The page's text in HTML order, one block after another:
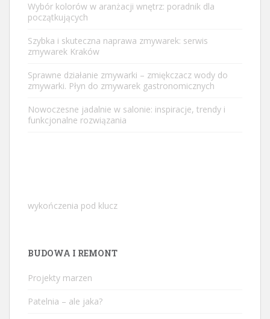
Wybór kolorów w aranżacji wnętrz: poradnik dla
początkujących
Szybka i skuteczna naprawa zmywarek: serwis
zmywarek Kraków
Sprawne działanie zmywarki – zmiękczacz wody do
zmywarki. Płyn do zmywarek gastronomicznych
Nowoczesne jadalnie w salonie: inspiracje, trendy i
funkcjonalne rozwiązania
wykończenia pod klucz
BUDOWA I REMONT
Projekty marzen
Patelnia – ale jaka?